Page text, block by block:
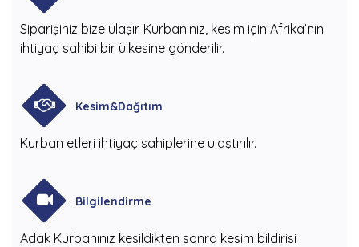
Siparişiniz bize ulaşır. Kurbanınız, kesim için Afrika’nın
ihtiyaç sahibi bir ülkesine gönderilir.
Kesim&Dağıtım
Kurban etleri ihtiyaç sahiplerine ulaştırılır.
Bilgilendirme
Adak Kurbanınız kesildikten sonra kesim bildirisi